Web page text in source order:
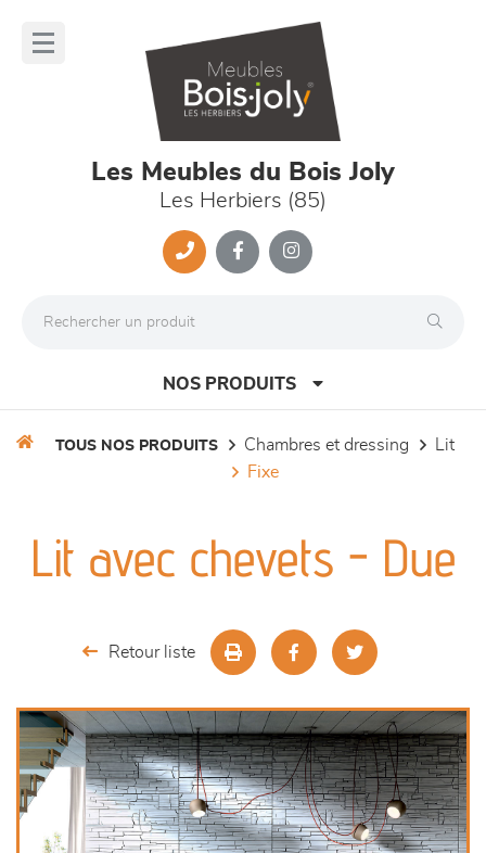
Les Meubles du Bois Joly
Les Herbiers (85)
NOS PRODUITS
séjours
chambres et dressing
literie
décoration
TOUS NOS PRODUITS chambres et dressing
lit
fixe
Lit avec chevets - Due
Retour liste